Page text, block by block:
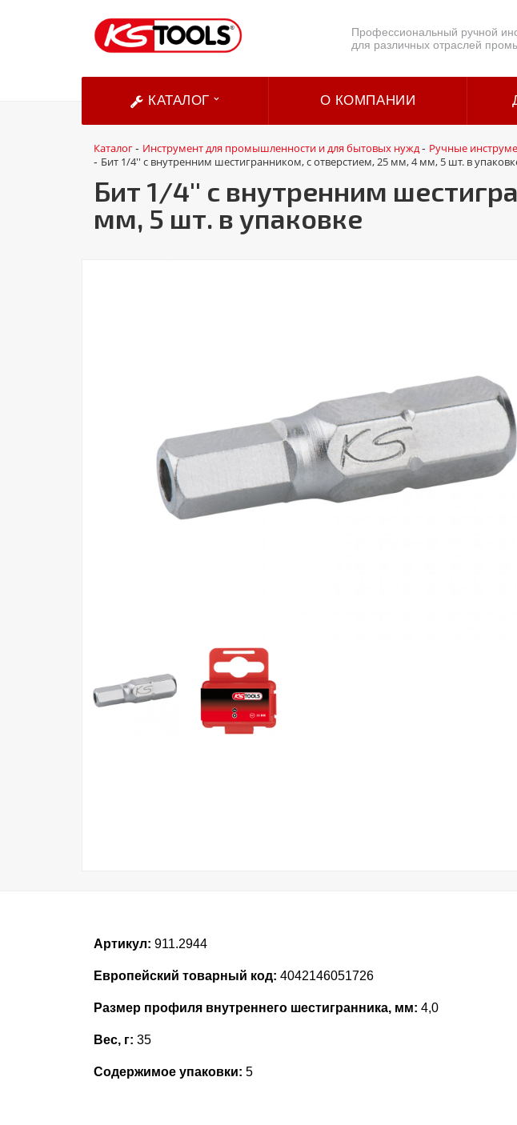
Профессиональный ручной
для различных отраслей
КАТАЛОГ О КОМПАНИИ
Каталог- Инструмент для промышленности и для бытовых нужд- Ручные
- Бит 1/4'' с внутренним шестигранником, с отверстием, 25 мм, 4 мм, 5 шт. в
Бит 1/4'' с внутренним
мм, 5 шт. в упаковке
Артикул: 911.2944
Европейский товарный код: 4042146051726
Размер профиля внутреннего шестигранника, мм: 4,0
Вес, г: 35
Содержимое упаковки: 5